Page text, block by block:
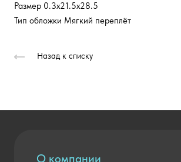
Размер 0.3x21.5x28.5
Тип обложки Мягкий переплёт
Назад к списку
О компании